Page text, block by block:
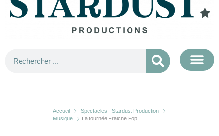
Accueil
Spectacles - Stardust Production
Musique
La tournée Fraiche Pop